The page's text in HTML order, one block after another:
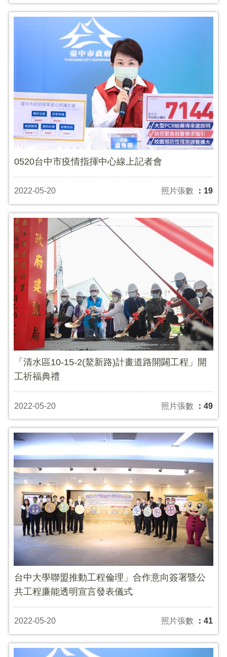
0520台中市疫情指揮中心線上記者會
2022-05-20 照片張數 ：19
「清水區10-15-2(鰲新路)計畫道路開闢工程」開
工祈福典禮
2022-05-20 照片張數 ：49
台中大學聯盟推動工程倫理」合作意向簽署暨公
共工程廉能透明宣言發表儀式
2022-05-20 照片張數 ：41